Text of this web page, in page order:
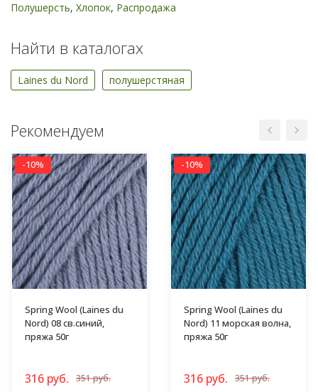
Полушерсть, Хлопок, Распродажа
Найти в каталогах
Laines du Nord полушерстяная
Рекомендуем
-10%
Spring Wool (Laines du
Nord) 08 св.синий,
пряжа 50г
316 руб. 351 руб.
-10%
Spring Wool (Laines du
Nord) 11 морская волна,
пряжа 50г
316 руб. 351 руб.